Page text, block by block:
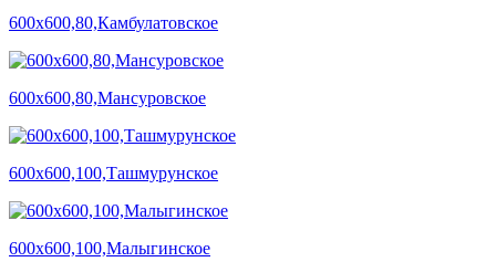
600х600,80,Камбулатовское
600х600,80,Мансуровское
600х600,100,Ташмурунское
600х600,100,Малыгинское